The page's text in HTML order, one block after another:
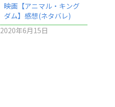
映画【アニマル・キング
ダム】感想(ネタバレ)
2020年6月15日